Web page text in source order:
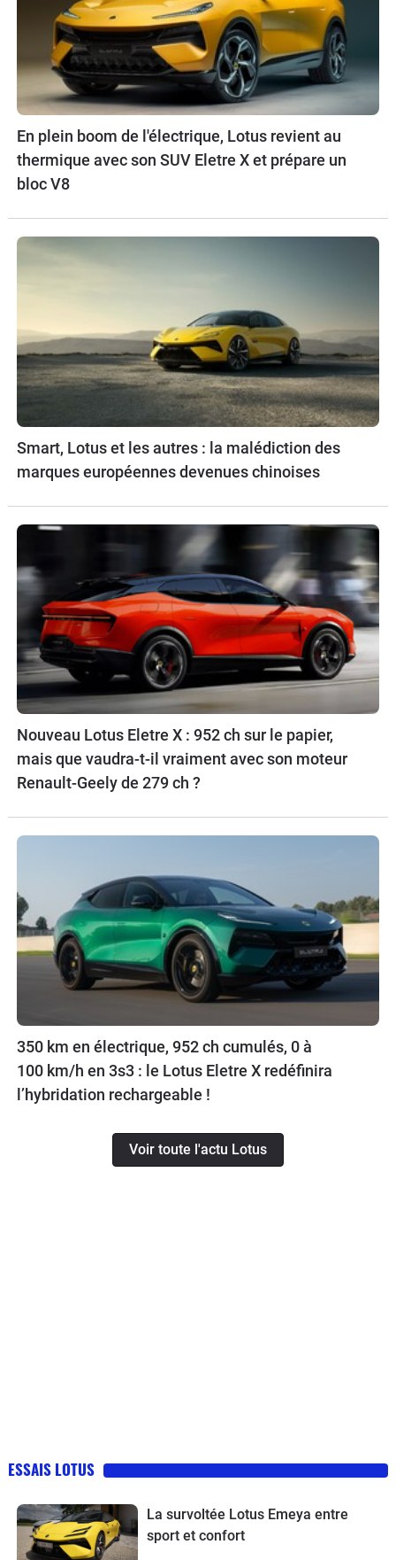
En plein boom de l'électrique, Lotus revient au
thermique avec son SUV Eletre X et prépare un
bloc V8
Smart, Lotus et les autres : la malédiction des
marques européennes devenues chinoises
Nouveau Lotus Eletre X : 952 ch sur le papier,
mais que vaudra-t-il vraiment avec son moteur
Renault-Geely de 279 ch ?
350 km en électrique, 952 ch cumulés, 0 à
100 km/h en 3s3 : le Lotus Eletre X redéfinira
l’hybridation rechargeable !
Voir toute l'actu Lotus
ESSAIS LOTUS
La survoltée Lotus Emeya entre
sport et confort